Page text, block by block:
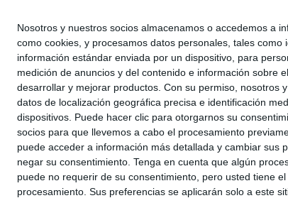
Nosotros y nuestros socios almacenamos o accedemos a
como cookies, y procesamos datos personales, tales como
información estándar enviada por un dispositivo, para
medición de anuncios y del contenido e información sobre
desarrollar y mejorar productos. Con su permiso, nosotros
datos de localización geográfica precisa e identificación
dispositivos. Puede hacer clic para otorgarnos su
socios para que llevemos a cabo el procesamiento
puede acceder a información más detallada y cambiar sus
negar su consentimiento. Tenga en cuenta que algún
puede no requerir de su consentimiento, pero usted tiene
procesamiento. Sus preferencias se aplicarán solo a este